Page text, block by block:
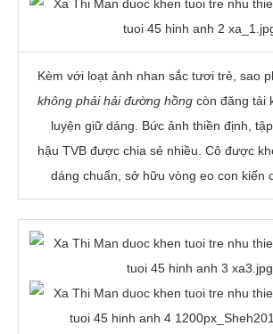
Kèm với loạt ảnh nhan sắc tươi trẻ, sao
không phải hải đường hồngcòn đăng tải
luyện giữ dáng. Bức ảnh thiền định,
hậu TVB được chia sẻ nhiều. Cô được
dáng chuẩn, sở hữu vòng eo con kiến